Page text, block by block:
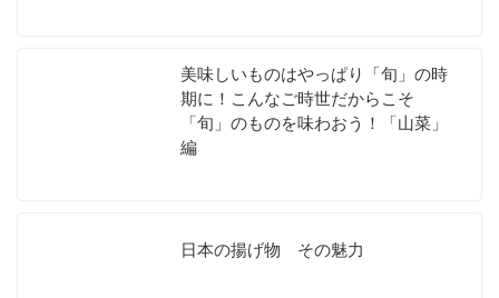
美味しいものはやっぱり「旬」の時
期に！こんなご時世だからこそ
「旬」のものを味わおう！「山菜」
編
日本の揚げ物 その魅力